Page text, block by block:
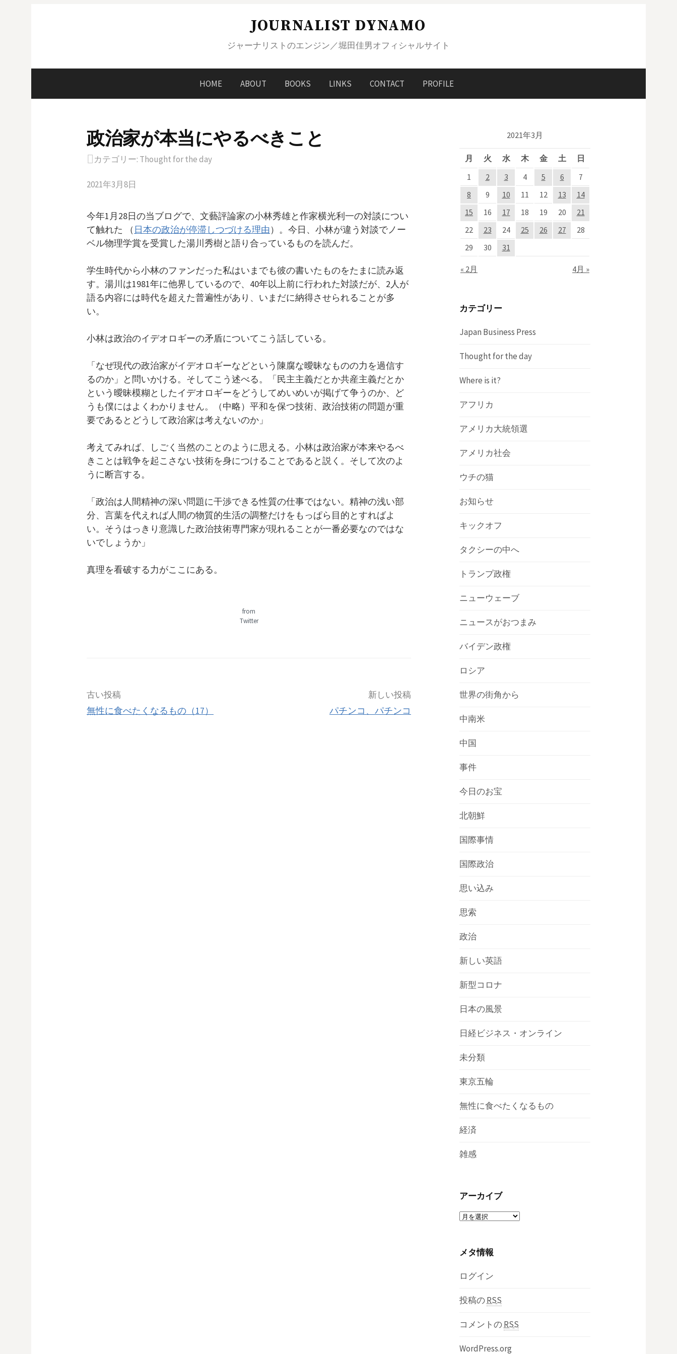
JOURNALIST DYNAMO
ジャーナリストのエンジン／堀田佳男オフィシャルサイト
HOME ABOUT BOOKS LINKS CONTACT PROFILE
政治家が本当にやるべきこと
カテゴリー: Thought for the day
2021年3月8日
今年1月28日の当ブログで、文藝評論家の小林秀雄と作家横光利一の対談につい
て触れた （ 日本の政治が停滞しつづける理由）。今日、小林が違う対談でノー
ベル物理学賞を受賞した湯川秀樹と語り合っているものを読んだ。
学生時代から小林のファンだった私はいまでも彼の書いたものをたまに読み返
す。湯川は1981年に他界しているので、40年以上前に行われた対談だが、2人が
語る内容には時代を超えた普遍性があり、いまだに納得させられることが多
い。
小林は政治のイデオロギーの矛盾についてこう話している。
「なぜ現代の政治家がイデオロギーなどという陳腐な曖昧なものの力を過信す
るのか」と問いかける。そしてこう述べる。「民主主義だとか共産主義だとか
という曖昧模糊としたイデオロギーをどうしてめいめいが掲げて争うのか、ど
うも僕にはよくわかりません。（中略）平和を保つ技術、政治技術の問題が重
要であるとどうして政治家は考えないのか」
考えてみれば、しごく当然のことのように思える。小林は政治家が本来やるべ
きことは戦争を起こさない技術を身につけることであると説く。そして次のよ
うに断言する。
「政治は人間精神の深い問題に干渉できる性質の仕事ではない。精神の浅い部
分、言葉を代えれば人間の物質的生活の調整だけをもっぱら目的とすればよ
い。そうはっきり意識した政治技術専門家が現れることが一番必要なのではな
いでしょうか」
真理を看破する力がここにある。
from
Twitter
古い投稿
無性に食べたくなるもの（17）
新しい投稿
パチンコ、パチンコ
2021年3月
月 火 水 木 金 土 日
« 2月 4月 »
1 2 3 4 5 6
7
8
9 10 11 12 13
14
15
16 17 18 19 20
21
22
23 24 25 26 27
28
29
30 31
カテゴリー
Japan Business Press
Thought for the day
Where is it?
アフリカ
アメリカ大統領選
アメリカ社会
ウチの猫
お知らせ
キックオフ
タクシーの中へ
トランプ政権
ニューウェーブ
ニュースがおつまみ
バイデン政権
ロシア
世界の街角から
中南米
中国
事件
今日のお宝
北朝鮮
国際事情
国際政治
思い込み
思索
政治
新しい英語
新型コロナ
日本の風景
日経ビジネス・オンライン
未分類
東京五輪
無性に食べたくなるもの
経済
雑感
アーカイブ
ア
イ
メタ情報
ログイン
投稿のRSS
コメントのRSS
WordPress.org